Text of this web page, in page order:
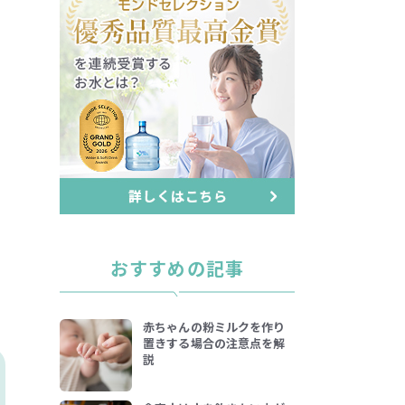
おすすめの記事
赤ちゃんの粉ミルクを作り
置きする場合の注意点を解
説